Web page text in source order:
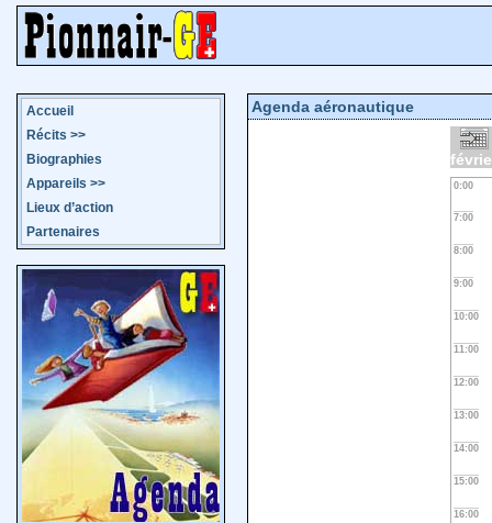
Accueil
Récits >>
Biographies
Appareils >>
Lieux d’action
Partenaires
Agenda aéronautique
0:00
7:00
8:00
9:00
10:00
11:00
12:00
13:00
14:00
15:00
16:00